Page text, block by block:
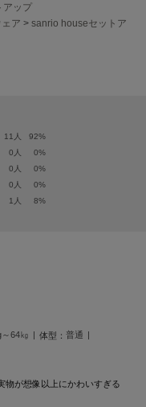
アップ
ェア> sanrio houseセットア
11人
92%
0人
0%
0人
0%
0人
0%
1人
8%
64㎏ 体型： 普通
物が想像以上にかわいすぎる